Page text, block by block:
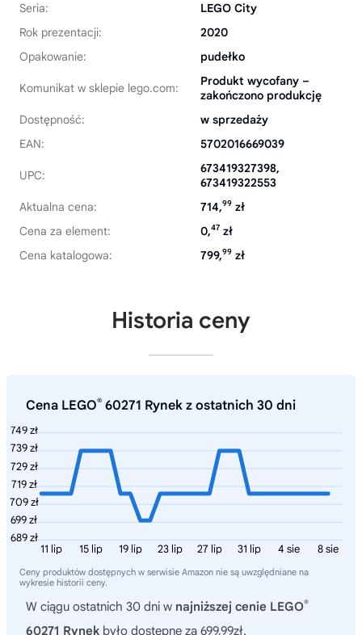
Seria:
LEGO City
Rok prezentacji:
2020
Opakowanie:
pudełko
Komunikat w sklepie lego.com:
Produkt wycofany –
zakończono produkcję
Dostępność:
w sprzedaży
EAN:
5702016669039
UPC:
673419327398,
673419322553
Aktualna cena:
714,99 zł
Cena za element:
0,47 zł
Cena katalogowa:
799,99 zł
Historia ceny
Cena LEGO® 60271 Rynek z ostatnich 30 dni
749 zł
739 zł
729 zł
719 zł
709 zł
699 zł
689 zł
8 sie
4 sie
31 lip
27 lip
23 lip
19 lip
15 lip
11 lip
Ceny produktów dostępnych w serwisie Amazon nie są uwzględniane na
wykresie historii ceny.
W ciągu ostatnich 30 dni w najniższej cenie LEGO®
60271 Rynek było dostępne za 699,99zł.